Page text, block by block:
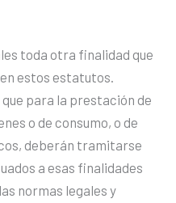
toda otra finalidad que
estos estatutos.
para la prestación de
o de consumo, o de
deberán tramitarse
a esas finalidades
normas legales y